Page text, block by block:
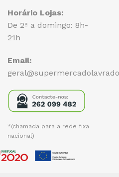
Horário Lojas:
De 2ª a domingo: 8h-
21h
Email:
*(chamada para a rede fixa
nacional)